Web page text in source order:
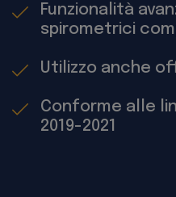
Funzionalità
spirometrici
Utilizzo anche
Conforme alle
2019-2021